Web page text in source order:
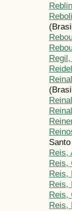
Reis,
Reis,
Reis,
Reis,
Reis,
Reis,